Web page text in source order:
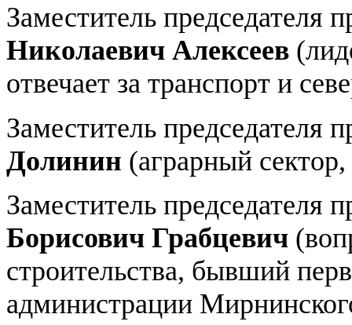
Заместитель председателя
Николаевич Алексеев
отвечает за транспорт и
Заместитель председателя
Долинин (аграрный
Заместитель председателя
Борисович Грабцевич
строительства, бывший
администрации